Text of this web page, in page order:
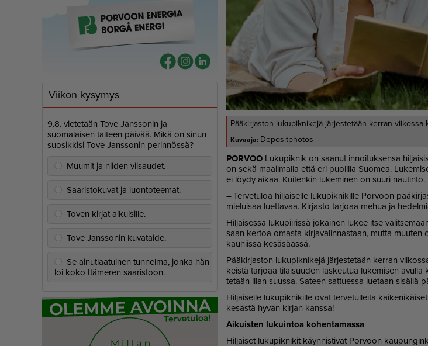
Viikon kysymys
9.8. vietetään Tove Janssonin ja
suomalaisen taiteen päivää. Mikä on sinun
suosikkisi Tove Janssonin perinnössä?
Muumit ja niiden viisaudet.
Saaristokuvat ja luontoteemat.
Toven kirjat aikuisille.
Tove Janssonin kuvataide.
Se ainutlaatuinen tunnelma, jonka hän
loi koko Itämeren saaristoon.
Pääkirjaston lukupiknikejä järjestetään kerran viikossa
Depositphotos
POR­VOO Lu­ku­pik­nik on saa­nut in­noi­tuk­sen­sa
on sekä maa­il­mal­la et­tä eri puo­lil­la Suo­mea.
ei löy­dy ai­kaa. Kui­ten­kin lu­ke­mi­nen on suu­ri nau­tin­to.
– Ter­ve­tu­loa hil­jai­sel­le lu­ku­pik­ni­kil­le Por­voon
mie­lui­saa lu­et­ta­vaa. Kir­jas­to tar­jo­aa me­hua ja
Hil­jai­ses­sa lu­ku­pii­ris­sä jo­kai­nen lu­kee it­se
saan ker­toa omas­ta kir­ja­va­lin­nas­taan, mut­ta muu­ten
kau­niis­sa ke­sä­sääs­sä.
Pää­kir­jas­ton lu­ku­pik­ni­ke­jä jär­jes­te­tään ker­ran
keis­tä tar­jo­aa ti­lai­suu­den las­keu­tua lu­ke­mi­sen
te­tään il­lan suus­sa. Sa­teen sat­tu­es­sa lu­e­taan si­säl­lä
Hil­jai­sel­le lu­ku­pik­ni­kil­le ovat ter­ve­tul­lei­ta
ke­säs­tä hy­vän kir­jan kans­sa!
Ai­kuis­ten lu­kuin­toa ko­hen­ta­mas­sa
Hil­jai­set lu­ku­pik­ni­kit käyn­nis­ti­vät Por­voon